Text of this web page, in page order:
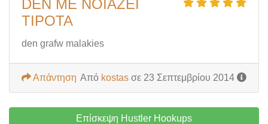
DEN ME NOIAZEI
TIPOTA
den grafw malakies
Από kostas σε 23 Σεπτεμβρίου 2014
Απάντηση
Επίσκεψη Hustler Hookups